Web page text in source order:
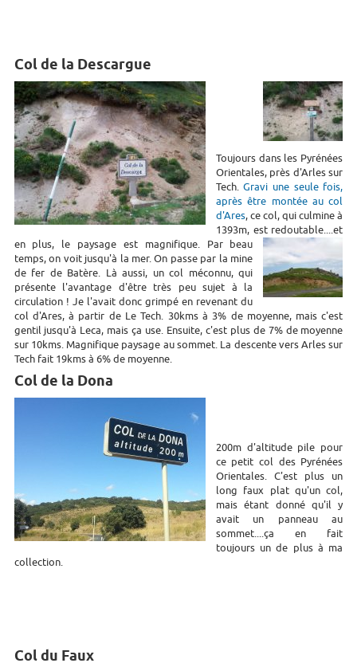
Col de la Descargue
Toujours dans les Pyrénées
Orientales, près d'Arles sur
Tech.Gravi une seule fois,
après être montée au col
d'Ares, ce col, qui culmine à
1393m, est redoutable....et
en plus, le paysage est magnifique. Par beau
temps, on voit jusqu'à la mer. On passe par la mine
de fer de Batère. Là aussi, un col méconnu, qui
présente l'avantage d'être très peu sujet à la
circulation ! Je l'avait donc grimpé en revenant du
col d'Ares, à partir de Le Tech. 30kms à 3% de moyenne, mais c'est
gentil jusqu'à Leca, mais ça use. Ensuite, c'est plus de 7% de moyenne
sur 10kms. Magnifique paysage au sommet. La descente vers Arles sur
Tech fait 19kms à 6% de moyenne.
Col de la Dona
200m d'altitude pile pour
ce petit col des Pyrénées
Orientales. C'est plus un
long faux plat qu'un col,
mais étant donné qu'il y
avait un panneau au
sommet....ça en fait
toujours un de plus à ma
collection.
Col du Faux